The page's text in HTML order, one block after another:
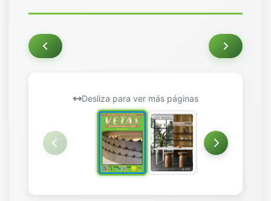
Desliza para ver más páginas